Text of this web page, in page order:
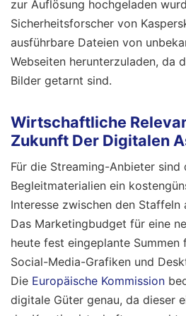
zur Auflösung hochgeladen
Sicherheitsforscher von
ausführbare Dateien von
Webseiten herunterzuladen, da
Bilder getarnt sind.
Wirtschaftliche
Zukunft Der Digitalen
Für die Streaming-Anbieter sind
Begleitmaterialien ein
Interesse zwischen den Staffeln
Das Marketingbudget für eine
heute fest eingeplante
Social-Media-Grafiken und
Die Europäische Kommission
digitale Güter genau, da dieser